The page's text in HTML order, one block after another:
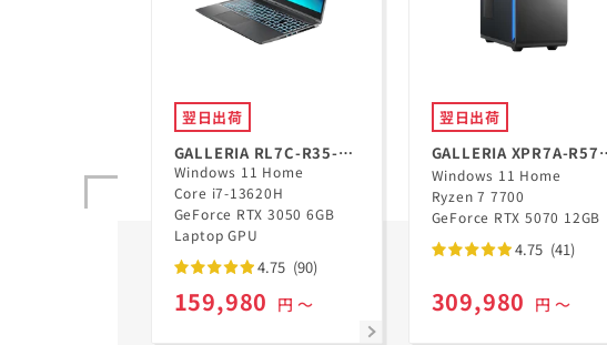
翌日出荷
GALLERIA RL7C-R35-
5N
Windows 11 Home
Core i7-13620H
GeForce RTX 3050 6GB
Laptop GPU
4.75 (90)
159,980 円 ～
翌日出荷
GALLERIA XPR7A-R57-
GD Ryzen 7 7700搭載
Windows 11 Home
Ryzen 7 7700
GeForce RTX 5070 12GB
4.75 (41)
309,980 円 ～